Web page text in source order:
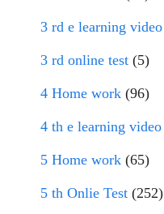
3 rd e learning video
3 rd online test (5)
4 Home work (96)
4 th e learning video
5 Home work (65)
5 th Onlie Test (252)